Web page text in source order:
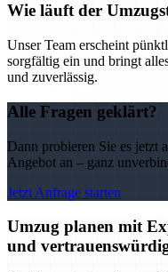
Wie läuft der
Unser Team erscheint
sorgfältig ein und bringt
und zuverlässig.
Alle Fragen geklärt?
Dann probieren Sie es jetzt
Angebot an – ganz
Jetzt Anfrage starten
Umzug planen mit
und